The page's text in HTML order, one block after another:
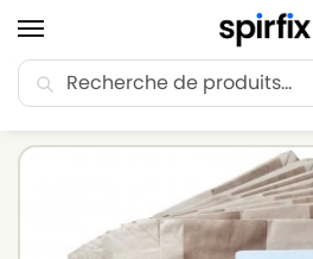
🚚 Livraison Point Relais offerte